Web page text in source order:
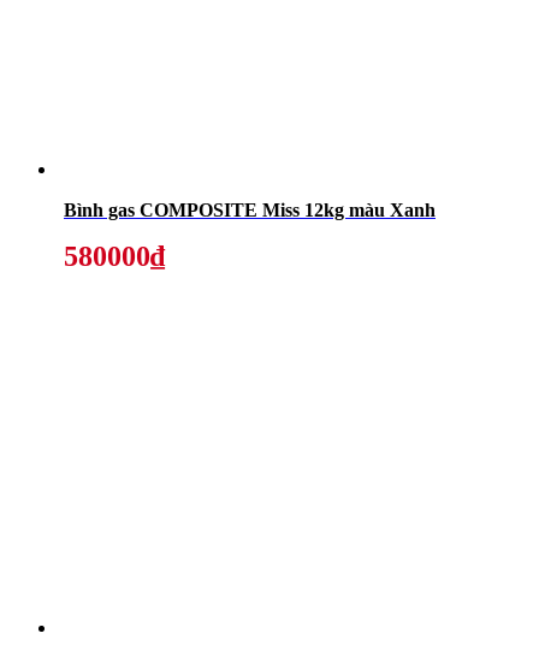
Bình gas COMPOSITE Miss 12kg màu Xanh
580000₫